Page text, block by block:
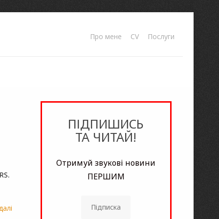
Про мене CV Послуги
ПІДПИШИСЬ
ТА ЧИТАЙ!
Отримуй звукові новини
ПЕРШИМ
Підписка